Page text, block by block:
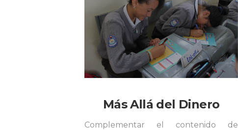
Más Allá del Dinero
Complementar el contenido de